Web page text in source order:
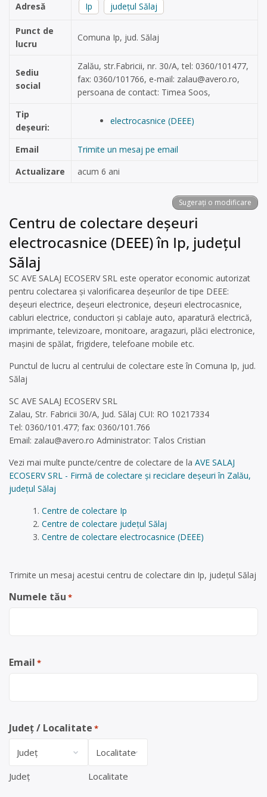
Adresă Ip județul Sălaj
Punct de
lucru
Comuna Ip, jud. Sălaj
Sediu
social
Zalău, str.Fabricii, nr. 30/A, tel: 0360/101477,
fax: 0360/101766, e-mail: zalau@avero.ro,
persoana de contact: Timea Soos,
Tip
deșeuri:
electrocasnice (DEEE)
Email
Trimite un mesaj pe email
Actualizare
acum 6 ani
Sugerați o modificare
Centru de colectare deșeuri
electrocasnice (DEEE) în Ip, județul
Sălaj
SC AVE SALAJ ECOSERV SRL este operator economic autorizat
pentru colectarea și valorificarea deșeurilor de tipe DEEE:
deșeuri electrice, deșeuri electronice, deșeuri electrocasnice,
cabluri electrice, conductori și cablaje auto, aparatură electrică,
imprimante, televizoare, monitoare, aragazuri, plăci electronice,
mașini de spălat, frigidere, telefoane mobile etc.
Punctul de lucru al centrului de colectare este în Comuna Ip, jud.
Sălaj
SC AVE SALAJ ECOSERV SRL
Zalau, Str. Fabricii 30/A, Jud. Sălaj CUI: RO 10217334
Tel: 0360/101.477; fax: 0360/101.766
Email: zalau@avero.ro Administrator: Talos Cristian
Vezi mai multe puncte/centre de colectare de la AVE SALAJ
ECOSERV SRL - Firmă de colectare și reciclare deșeuri în Zalău,
județul Sălaj
Centre de colectare Ip
Centre de colectare județul Sălaj
Centre de colectare electrocasnice (DEEE)
Trimite un mesaj acestui centru de colectare din Ip, județul Sălaj
Numele tău *
Email *
Județ / Localitate *
Județ Localitate